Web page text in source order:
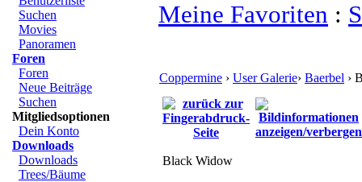
Suchen
Movies
Panoramen
Foren
Foren
Neue Beiträge
Suchen
Mitgliedsoptionen
Dein Konto
Downloads
Downloads
Trees/Bäume
Meine Favoriten :
Coppermine › User Galerie› Baerbel ›
Black Widow